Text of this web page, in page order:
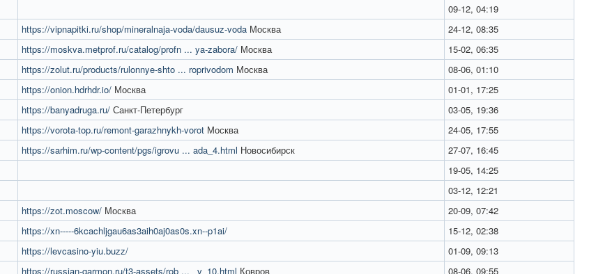
09-12, 04:19
https://vipnapitki.ru/shop/mineralnaja-voda/dausuz-voda Москва
24-12, 08:35
https://moskva.metprof.ru/catalog/profn ... ya-zabora/ Москва
15-02, 06:35
https://zolut.ru/products/rulonnye-shto ... roprivodom Москва
08-06, 01:10
https://onion.hdrhdr.io/ Москва
01-01, 17:25
https://banyadruga.ru/ Санкт-Петербург
03-05, 19:36
https://vorota-top.ru/remont-garazhnykh-vorot Москва
24-05, 17:55
https://sarhim.ru/wp-content/pgs/igrovu ... ada_4.html Новосибирск
27-07, 16:45
19-05, 14:25
03-12, 12:21
https://zot.moscow/ Москва
20-09, 07:42
https://xn-----6kcachljgau6as3aih0aj0as0s.xn--p1ai/
15-12, 02:38
https://levcasino-yiu.buzz/
01-09, 09:13
https://russian-garmon.ru/t3-assets/rob ... _v_10.html Ковров
08-06, 09:55